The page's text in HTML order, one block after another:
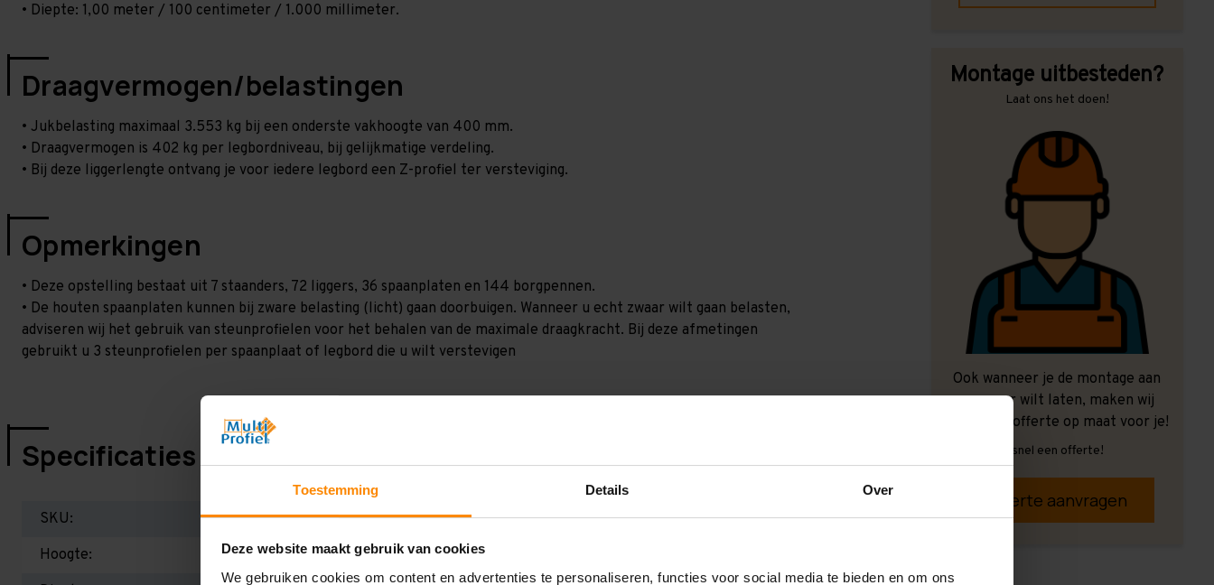
Toestemming Details Over
Deze website maakt gebruik van cookies
We gebruiken cookies om content en advertenties te personaliseren, functies voor social media te bieden en om ons
• Diepte: 1,00 meter / 100 centimeter / 1.000 millimeter.
Draagvermogen/belastingen
• Jukbelasting maximaal 3.553 kg bij een onderste vakhoogte van 400 mm.
• Draagvermogen is 402 kg per legbordniveau, bij gelijkmatige verdeling.
• Bij deze liggerlengte ontvang je voor iedere legbord een Z-profiel ter versteviging.
Opmerkingen
• Deze opstelling bestaat uit 7 staanders, 72 liggers, 36 spaanplaten en 144 borgpennen.
• De houten spaanplaten kunnen bij zware belasting (licht) gaan doorbuigen. Wanneer u echt zwaar wilt gaan belasten,
adviseren wij het gebruik van steunprofielen voor het behalen van de maximale draagkracht. Bij deze afmetingen
gebruikt u 3 steunprofielen per spaanplaat of legbord die u wilt verstevigen
Specificaties
SKU:
GV25166106270
Hoogte:
2.500 mm
Montage uitbesteden?
Laat ons het doen!
Ook wanneer je de montage aan
ons over wilt laten, maken wij
graag een offerte op maat voor je!
Vrijblijvend, snel een offerte!
Offerte aanvragen